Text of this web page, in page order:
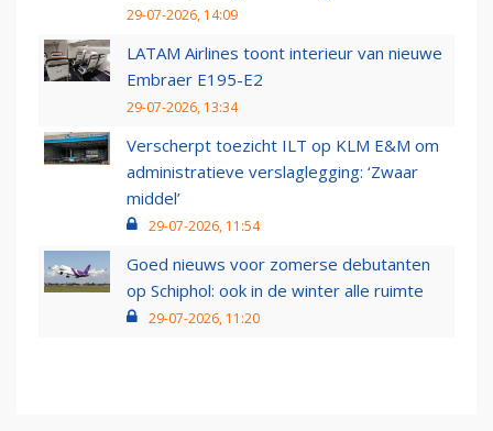
29-07-2026, 14:09
LATAM Airlines toont interieur van nieuwe
Embraer E195-E2
29-07-2026, 13:34
Verscherpt toezicht ILT op KLM E&M om
administratieve verslaglegging: ‘Zwaar
middel’
29-07-2026, 11:54
Goed nieuws voor zomerse debutanten
op Schiphol: ook in de winter alle ruimte
29-07-2026, 11:20